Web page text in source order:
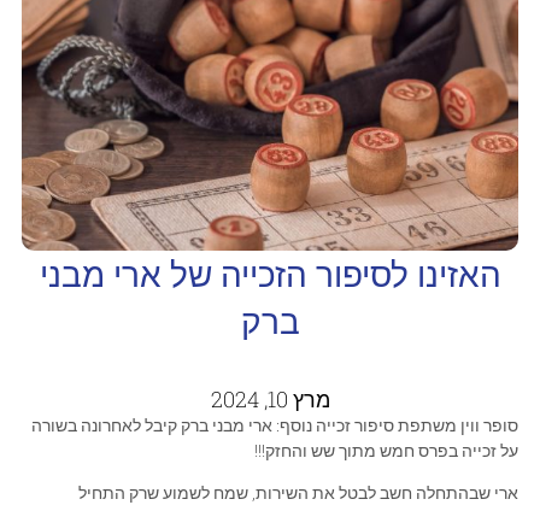
האזינו לסיפור הזכייה של ארי מבני
ברק
מרץ 10, 2024
סופר ווין משתפת סיפור זכייה נוסף: ארי מבני ברק קיבל לאחרונה בשורה
על זכייה בפרס חמש מתוך שש והחזק!!!
ארי שבהתחלה חשב לבטל את השירות, שמח לשמוע שרק התחיל